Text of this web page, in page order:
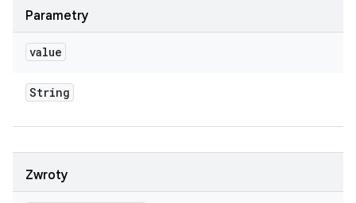
Parametry
value
String
Zwroty